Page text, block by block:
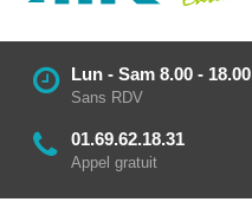
Lun - Sam 8.00 - 18.00
Sans RDV
01.69.62.18.31
Appel gratuit